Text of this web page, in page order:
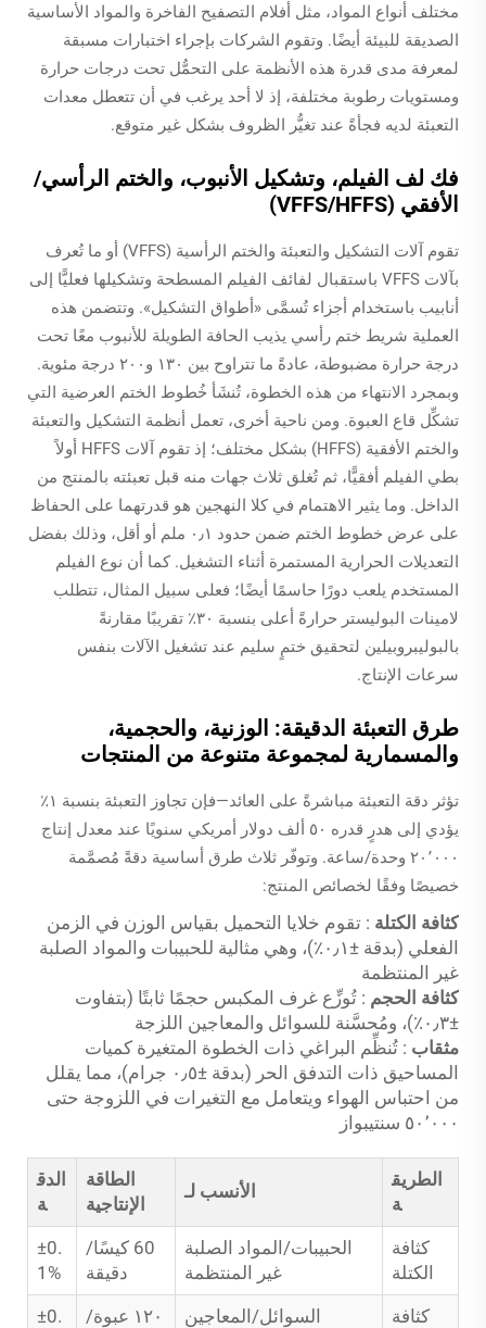
مختلف أنواع المواد، مثل أفلام التصفيح الفاخرة والمواد الأساسية
الصديقة للبيئة أيضًا. وتقوم الشركات بإجراء اختبارات مسبقة
لمعرفة مدى قدرة هذه الأنظمة على التحمُّل تحت درجات حرارة
ومستويات رطوبة مختلفة، إذ لا أحد يرغب في أن تتعطل معدات
التعبئة لديه فجأةً عند تغيُّر الظروف بشكل غير متوقع.
فك لف الفيلم، وتشكيل الأنبوب، والختم الرأسي/
الأفقي (VFFS/HFFS)
تقوم آلات التشكيل والتعبئة والختم الرأسية (VFFS) أو ما تُعرف
بآلات VFFS باستقبال لفائف الفيلم المسطحة وتشكيلها فعليًّا إلى
أنابيب باستخدام أجزاء تُسمَّى «أطواق التشكيل». وتتضمن هذه
العملية شريط ختم رأسي يذيب الحافة الطويلة للأنبوب معًا تحت
درجة حرارة مضبوطة، عادةً ما تتراوح بين ١٣٠ و٢٠٠ درجة مئوية.
وبمجرد الانتهاء من هذه الخطوة، تُنشَأ خُطوط الختم العرضية التي
تشكِّل قاع العبوة. ومن ناحية أخرى، تعمل أنظمة التشكيل والتعبئة
والختم الأفقية (HFFS) بشكل مختلف؛ إذ تقوم آلات HFFS أولاً
بطي الفيلم أفقيًّا، ثم تُغلق ثلاث جهات منه قبل تعبئته بالمنتج من
الداخل. وما يثير الاهتمام في كلا النهجين هو قدرتهما على الحفاظ
على عرض خطوط الختم ضمن حدود ٠٫١ ملم أو أقل، وذلك بفضل
التعديلات الحرارية المستمرة أثناء التشغيل. كما أن نوع الفيلم
المستخدم يلعب دورًا حاسمًا أيضًا؛ فعلى سبيل المثال، تتطلب
لامينات البوليستر حرارةً أعلى بنسبة ٣٠٪ تقريبًا مقارنةً
بالبوليبروبيلين لتحقيق ختمٍ سليم عند تشغيل الآلات بنفس
سرعات الإنتاج.
طرق التعبئة الدقيقة: الوزنية، والحجمية،
والمسمارية لمجموعة متنوعة من المنتجات
تؤثر دقة التعبئة مباشرةً على العائد—فإن تجاوز التعبئة بنسبة ١٪
يؤدي إلى هدرٍ قدره ٥٠ ألف دولار أمريكي سنويًا عند معدل إنتاج
٢٠٬٠٠٠ وحدة/ساعة. وتوفّر ثلاث طرق أساسية دقةً مُصمَّمة
خصيصًا وفقًا لخصائص المنتج:
كثافة الكتلة : تقوم خلايا التحميل بقياس الوزن في الزمن
الفعلي (بدقة ±٠٫١٪)، وهي مثالية للحبيبات والمواد الصلبة
غير المنتظمة
كثافة الحجم : تُوزِّع غرف المكبس حجمًا ثابتًا (بتفاوت
±٠٫٣٪)، ومُحسَّنة للسوائل والمعاجين اللزجة
مثقاب : تُنظِّم البراغي ذات الخطوة المتغيرة كميات
المساحيق ذات التدفق الحر (بدقة ±٠٫٥ جرام)، مما يقلل
من احتباس الهواء ويتعامل مع التغيرات في اللزوجة حتى
٥٠٬٠٠٠ سنتيبواز
الطريق
ة
الأنسب لـ
الطاقة
الإنتاجية
الدق
ة
كثافة
الكتلة
الحبيبات/المواد الصلبة
غير المنتظمة
60 كيسًا/
دقيقة
±0.
1%
كثافة
السوائل/المعاجين
١٢٠ عبوة/
±0.